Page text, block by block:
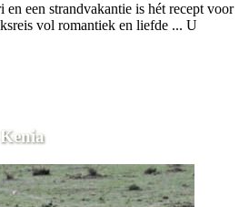
en een strandvakantie is hét recept voor
vol romantiek en liefde ... U